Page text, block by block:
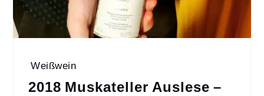
Weißwein
2018 Muskateller Auslese –